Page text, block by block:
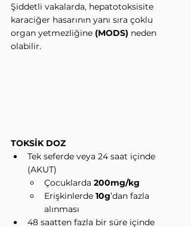
Şiddetli vakalarda, hepatotoksisite
karaciğer hasarının yanı sıra çoklu
organ yetmezliğine (MODS) neden
olabilir.
TOKSİK DOZ
Tek seferde veya 24 saat içinde
(AKUT)
Çocuklarda 200mg/kg
Erişkinlerde 10g’dan fazla
alınması
48 saatten fazla bir süre içinde